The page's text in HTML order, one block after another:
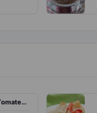
Rinderspieße mit Tomatensalat